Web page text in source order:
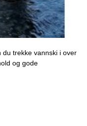
trekke vannski i over
og gode